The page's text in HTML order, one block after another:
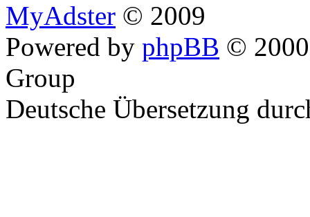
MyAdster © 2009
Powered by phpBB ©
Group
Deutsche Übersetzung